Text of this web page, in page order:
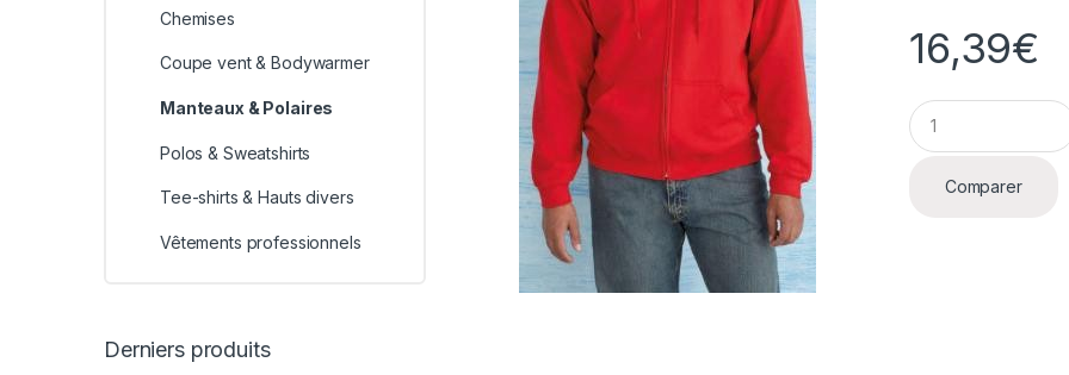
16,39€
Q
u
a
Comparer
Chemises
Coupe vent & Bodywarmer
Manteaux & Polaires
Polos & Sweatshirts
Tee-shirts & Hauts divers
Vêtements professionnels
Derniers produits